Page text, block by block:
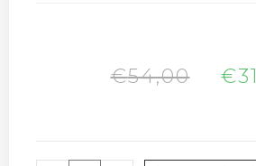
€54,00 €